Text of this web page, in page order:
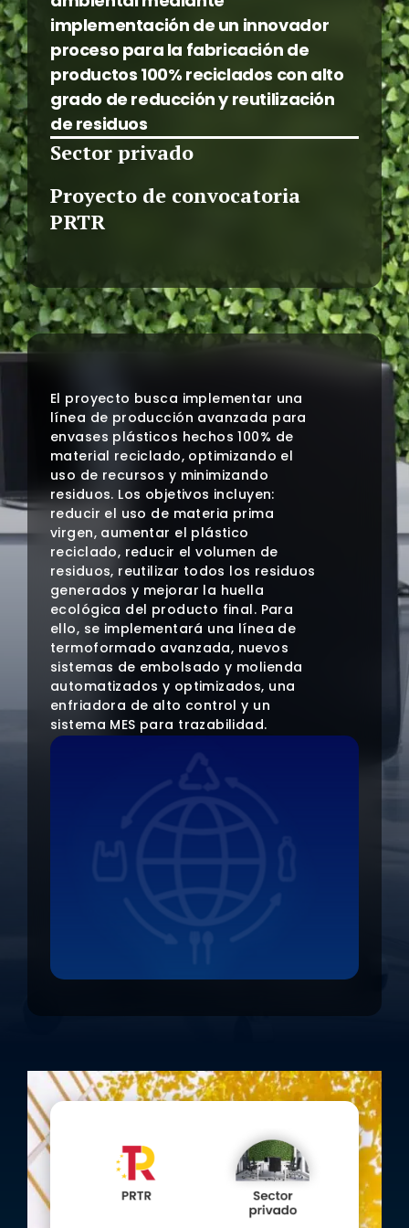
implementación de un innovador
proceso para la fabricación de
productos 100% reciclados con alto
grado de reducción y reutilización
de residuos
Sector privado
Proyecto de convocatoria
PRTR
El proyecto busca implementar una
línea de producción avanzada para
envases plásticos hechos 100% de
material reciclado, optimizando el
uso de recursos y minimizando
residuos. Los objetivos incluyen:
reducir el uso de materia prima
virgen, aumentar el plástico
reciclado, reducir el volumen de
residuos, reutilizar todos los residuos
generados y mejorar la huella
ecológica del producto final. Para
ello, se implementará una línea de
termoformado avanzada, nuevos
sistemas de embolsado y molienda
automatizados y optimizados, una
enfriadora de alto control y un
sistema MES para trazabilidad.